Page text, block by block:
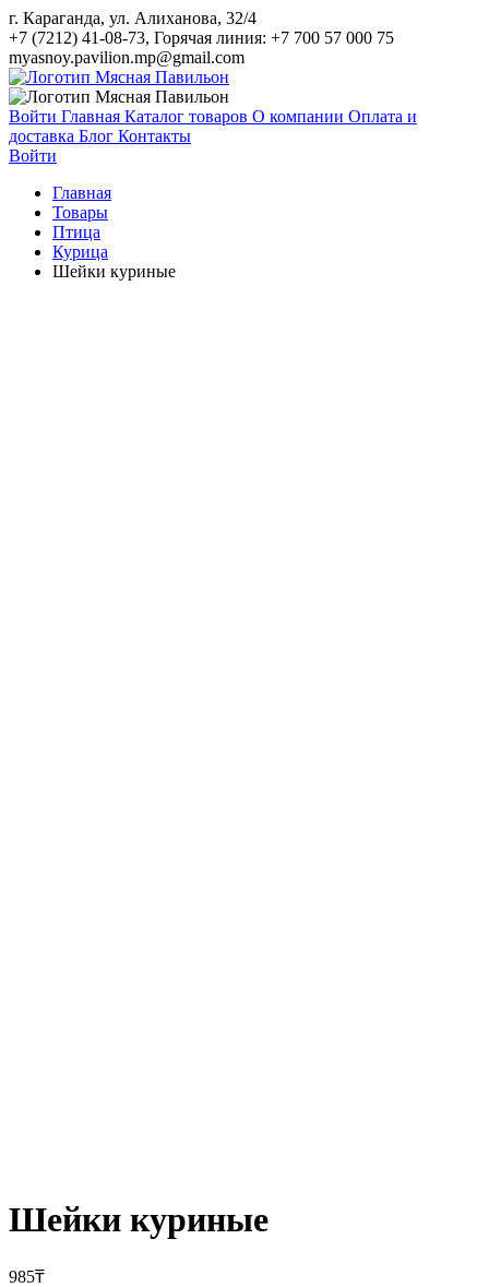
г. Караганда, ул. Алиханова, 32/4
+7 (7212) 41-08-73, Горячая линия: +7 700 57 000 75
myasnoy.pavilion.mp@gmail.com
Войти Главная Каталог товаров О компании Оплата и
доставка Блог Контакты
Войти
Главная
Товары
Птица
Курица
Шейки куриные
Шейки куриные
985₸